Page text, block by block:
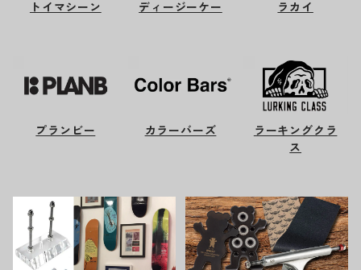
トイマシーン ディージーケー ラカイ
プランビー カラーバーズ
ラーキングクラ
ス